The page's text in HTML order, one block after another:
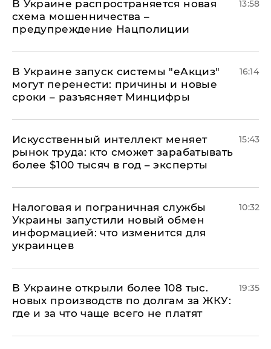
В Украине распространяется новая
схема мошенничества –
предупреждение Нацполиции
13:58
В Украине запуск системы "еАкциз"
могут перенести: причины и новые
сроки – разъясняет Минцифры
16:14
Искусственный интеллект меняет
рынок труда: кто сможет зарабатывать
более $100 тысяч в год – эксперты
15:43
Налоговая и пограничная службы
Украины запустили новый обмен
информацией: что изменится для
украинцев
10:32
В Украине открыли более 108 тыс.
новых производств по долгам за ЖКУ:
где и за что чаще всего не платят
19:35